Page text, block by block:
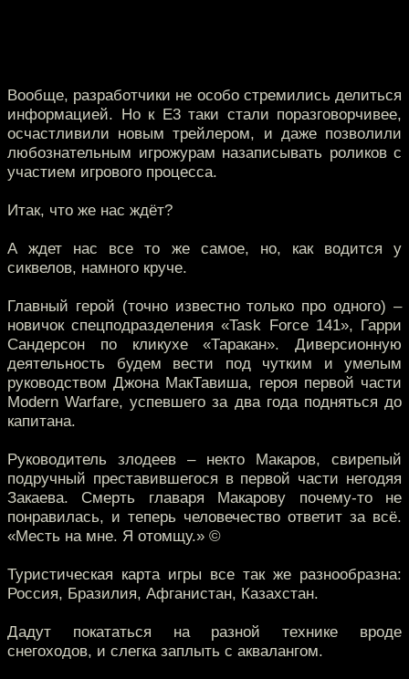
Вообще, разработчики не особо стремились делиться
информацией. Но к Е3 таки стали поразговорчивее,
осчастливили новым трейлером, и даже позволили
любознательным игрожурам назаписывать роликов с
участием игрового процесса.
Итак, что же нас ждёт?
А ждет нас все то же самое, но, как водится у
сиквелов, намного круче.
Главный герой (точно известно только про одного) –
новичок спецподразделения «Task Force 141», Гарри
Сандерсон по кликухе «Таракан». Диверсионную
деятельность будем вести под чутким и умелым
руководством Джона МакТавиша, героя первой части
Modern Warfare, успевшего за два года подняться до
капитана.
Руководитель злодеев – некто Макаров, свирепый
подручный преставившегося в первой части негодяя
Закаева. Смерть главаря Макарову почему-то не
понравилась, и теперь человечество ответит за всё.
«Месть на мне. Я отомщу.» ©
Туристическая карта игры все так же разнообразна:
Россия, Бразилия, Афганистан, Казахстан.
Дадут покататься на разной технике вроде
снегоходов, и слегка заплыть с аквалангом.